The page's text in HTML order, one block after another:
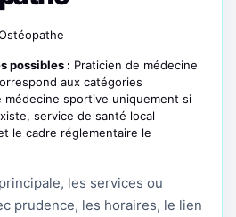
possibles : Praticien de médecine
aux catégories
médecine sportive uniquement si
service de santé local
le cadre réglementaire le
les services ou
prudence, les horaires, le lien